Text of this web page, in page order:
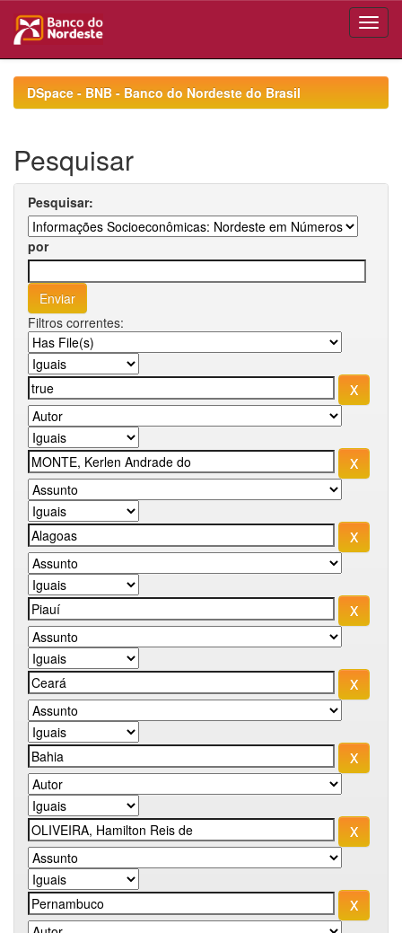
navigationDSpace - BNB - Banco do Nordeste do Brasil
Pesquisar
Pesquisar:
por
Filtros correntes: